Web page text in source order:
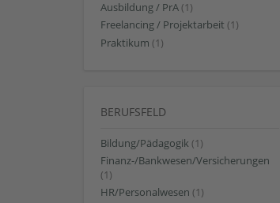
Ausbildung / PrA (1)
Freelancing / Projektarbeit (1)
Praktikum (1)
BERUFSFELD
Bildung/Pädagogik (1)
Finanz-/Bankwesen/Versicherungen
(1)
HR/Personalwesen (1)